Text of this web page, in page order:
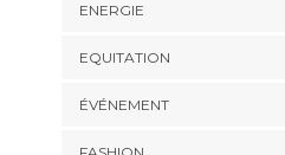
ENERGIE
EQUITATION
ÉVÉNEMENT